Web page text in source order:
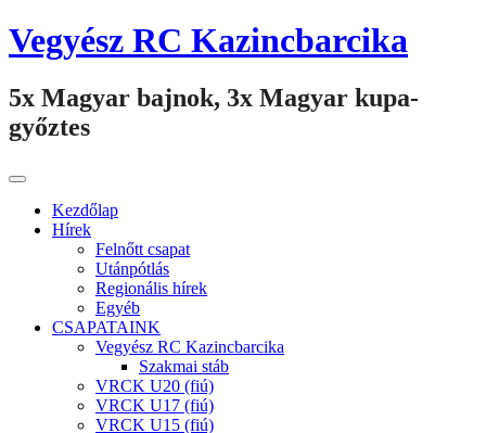
Vegyész RC Kazincbarcika
5x Magyar bajnok, 3x Magyar kupa-
győztes
Kezdőlap
Hírek
Felnőtt csapat
Utánpótlás
Regionális hírek
Egyéb
CSAPATAINK
Vegyész RC Kazincbarcika
Szakmai stáb
VRCK U20 (fiú)
VRCK U17 (fiú)
VRCK U15 (fiú)